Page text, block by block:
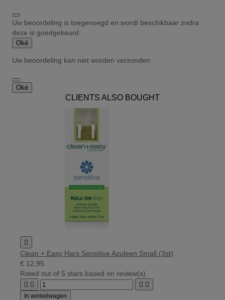
Uw beoordeling is toegevoegd en wordt beschikbaar zodra
deze is goedgekeurd.
Oké
Uw beoordeling kan niet worden verzonden
Oké
CLIENTS ALSO BOUGHT

Clean + Easy Hars Sensitive Azuleen Small (3st)
€ 12,95
Rated out of 5 stars based on review(s)
   
In winkelwagen